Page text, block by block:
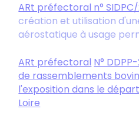
ARt préfectoral n°
création et utilisation
aérostatique à usage
ARt préfectoral N°
de rassemblements
l'exposition dans le
Loire